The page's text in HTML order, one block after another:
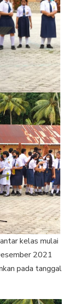
kelas mulai
2021
pada tanggal